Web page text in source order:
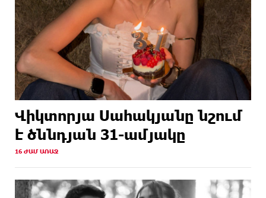
Վիկտորյա Սահակյանը նշում
է ծննդյան 31-ամյակը
16 ԺԱՄ ԱՌԱՋ